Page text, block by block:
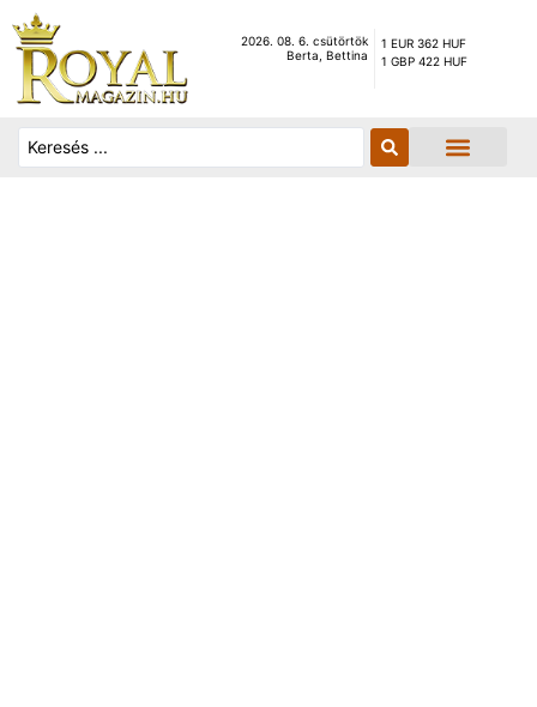
2026. 08. 6. csütörtök
Berta, Bettina
1 EUR 362 HUF
1 GBP 422 HUF